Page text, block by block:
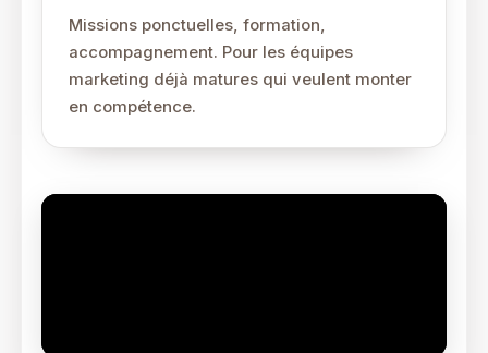
Missions ponctuelles, formation,
accompagnement. Pour les équipes
marketing déjà matures qui veulent monter
en compétence.